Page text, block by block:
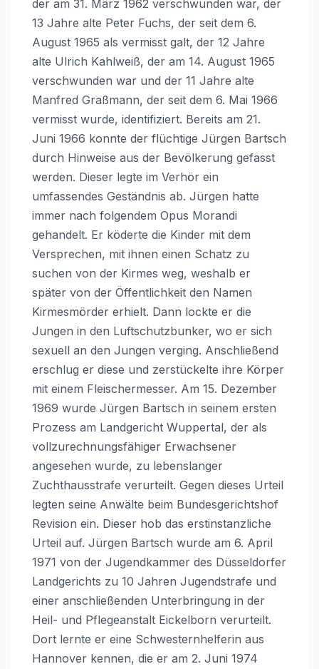
der am 31. März 1962 verschwunden war, der
13 Jahre alte Peter Fuchs, der seit dem 6.
August 1965 als vermisst galt, der 12 Jahre
alte Ulrich Kahlweiß, der am 14. August 1965
verschwunden war und der 11 Jahre alte
Manfred Graßmann, der seit dem 6. Mai 1966
vermisst wurde, identifiziert. Bereits am 21.
Juni 1966 konnte der flüchtige Jürgen Bartsch
durch Hinweise aus der Bevölkerung gefasst
werden. Dieser legte im Verhör ein
umfassendes Geständnis ab. Jürgen hatte
immer nach folgendem Opus Morandi
gehandelt. Er köderte die Kinder mit dem
Versprechen, mit ihnen einen Schatz zu
suchen von der Kirmes weg, weshalb er
später von der Öffentlichkeit den Namen
Kirmesmörder erhielt. Dann lockte er die
Jungen in den Luftschutzbunker, wo er sich
sexuell an den Jungen verging. Anschließend
erschlug er diese und zerstückelte ihre Körper
mit einem Fleischermesser. Am 15. Dezember
1969 wurde Jürgen Bartsch in seinem ersten
Prozess am Landgericht Wuppertal, der als
vollzurechnungsfähiger Erwachsener
angesehen wurde, zu lebenslanger
Zuchthausstrafe verurteilt. Gegen dieses Urteil
legten seine Anwälte beim Bundesgerichtshof
Revision ein. Dieser hob das erstinstanzliche
Urteil auf. Jürgen Bartsch wurde am 6. April
1971 von der Jugendkammer des Düsseldorfer
Landgerichts zu 10 Jahren Jugendstrafe und
einer anschließenden Unterbringung in der
Heil- und Pflegeanstalt Eickelborn verurteilt.
Dort lernte er eine Schwesternhelferin aus
Hannover kennen, die er am 2. Juni 1974